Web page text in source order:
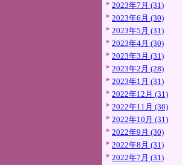
2023年7月 (31)
2023年6月 (30)
2023年5月 (31)
2023年4月 (30)
2023年3月 (31)
2023年2月 (28)
2023年1月 (31)
2022年12月 (31)
2022年11月 (30)
2022年10月 (31)
2022年9月 (30)
2022年8月 (31)
2022年7月 (31)